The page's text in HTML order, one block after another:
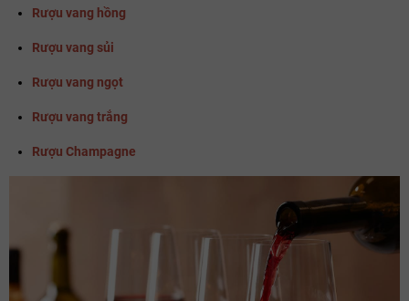
Rượu vang hồng
Rượu vang sủi
Rượu vang ngọt
Rượu vang trắng
Rượu Champagne